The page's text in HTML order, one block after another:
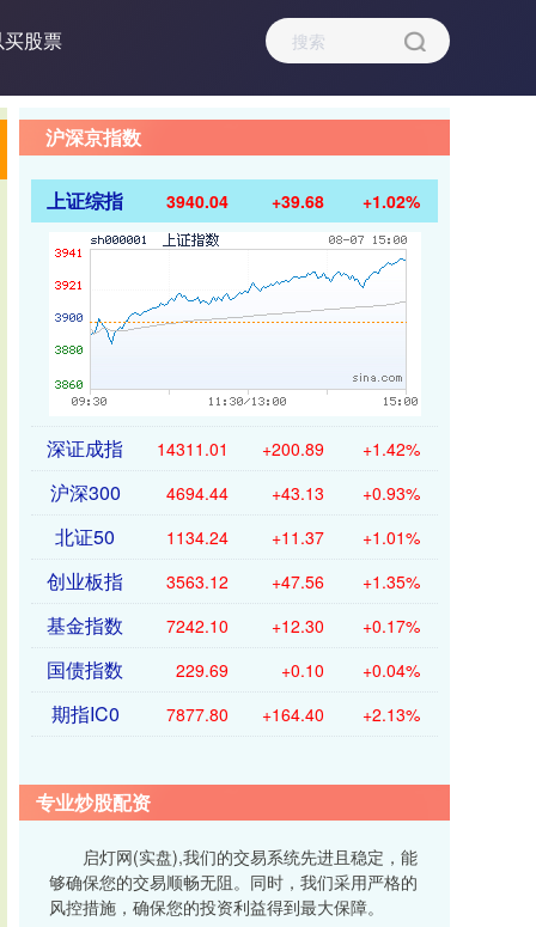
股票
沪深京指数
上证综指 3940.04 +39.68 +1.02%
深证成指 14311.01 +200.89 +1.42%
沪深300 4694.44 +43.13 +0.93%
北证50 1134.24 +11.37 +1.01%
创业板指 3563.12 +47.56 +1.35%
基金指数 7242.10 +12.30 +0.17%
国债指数 229.69 +0.10 +0.04%
期指IC0 7877.80 +164.40 +2.13%
专业炒股配资
启灯网(实盘),我们的交易系统先进且稳定，能
够确保您的交易顺畅无阻。同时，我们采用严格的
风控措施，确保您的投资利益得到最大保障。